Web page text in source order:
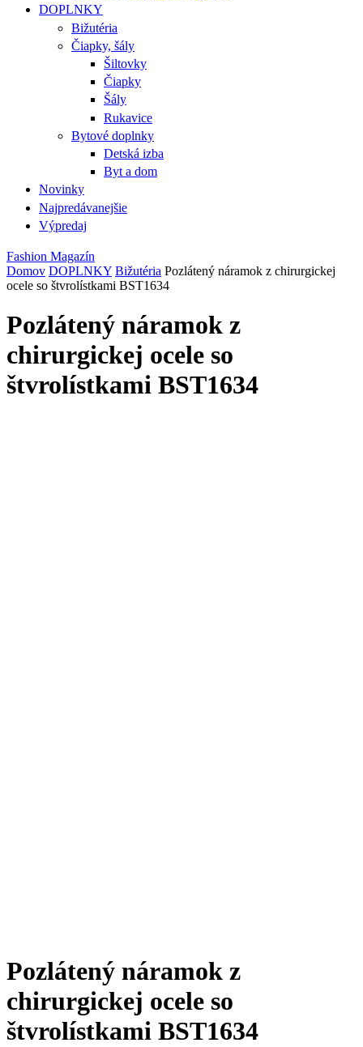
DOPLNKY
Bižutéria
Čiapky, šály
Šiltovky
Čiapky
Šály
Rukavice
Bytové doplnky
Detská izba
Byt a dom
Novinky
Najpredávanejšie
Výpredaj
Fashion Magazín
Domov DOPLNKY Bižutéria Pozlátený náramok z chirurgickej
ocele so štvrolístkami BST1634
Pozlátený náramok z
chirurgickej ocele so
štvrolístkami BST1634
Pozlátený náramok z
chirurgickej ocele so
štvrolístkami BST1634